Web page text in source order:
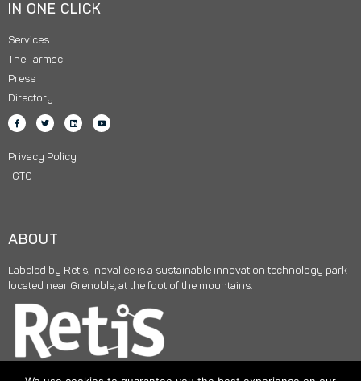
IN ONE CLICK
Services
The Tarmac
Press
Directory
Privacy Policy
GTC
ABOUT
Labeled by Retis, inovallée is a sustainable innovation technology park
located near Grenoble, at the foot of the mountains.